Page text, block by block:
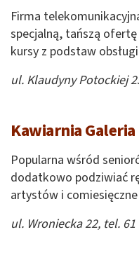
Firma
specjalną, tańszą
kursy z podstaw
ul. Klaudyny Potockiej
Kawiarnia
Popularna wśród
dodatkowo podziwiać
artystów i
ul. Wroniecka 22, tel. 61